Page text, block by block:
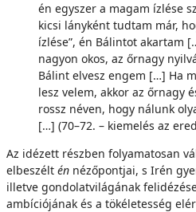
én egyszer a magam ízlése
kicsi lányként tudtam már,
ízlése”, én Bálintot akartam
nagyon okos, az őrnagy
Bálint elvesz engem […] Ha
lesz velem, akkor az őrnagy
rossz néven, hogy nálunk
[…] (70–72. – kiemelés az
Az idézett részben folyamatosan
elbeszélt én nézőpontjai, s Irén
illetve gondolatvilágának
ambíciójának és a tökéletesség